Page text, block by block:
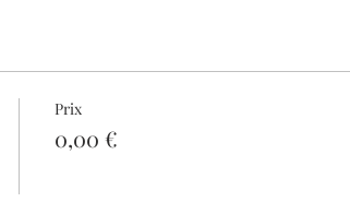
Prix
0,00 €